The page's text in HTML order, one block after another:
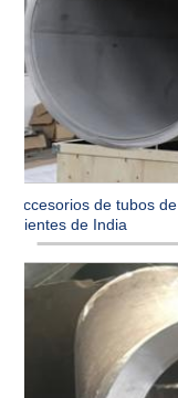
Accesorios de tubos
clientes de India